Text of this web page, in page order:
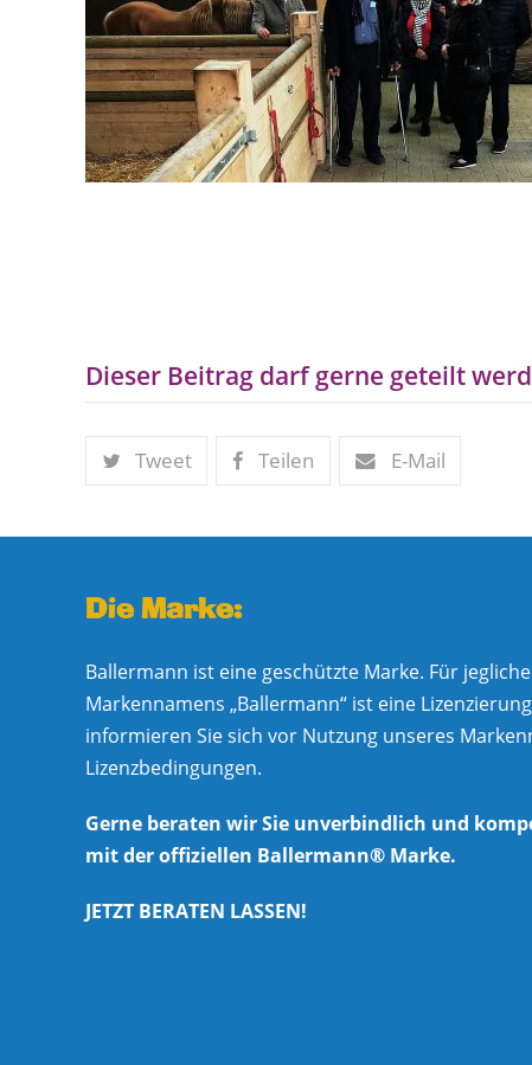
Dieser Beitrag darf gerne geteilt
Tweet Teilen E-Mail
Die Marke:
Ballermann ist eine geschützte Marke. Für
Markennamens „Ballermann“ ist eine
informieren Sie sich vor Nutzung unseres
Lizenzbedingungen.
Gerne beraten wir Sie unverbindlich und
mit der offiziellen Ballermann® Marke.
JETZT BERATEN LASSEN!